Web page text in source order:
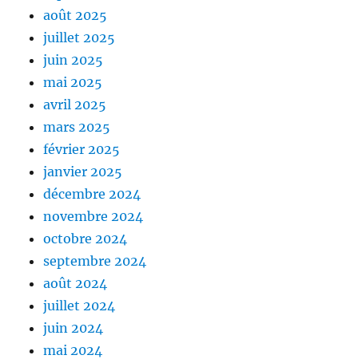
août 2025
juillet 2025
juin 2025
mai 2025
avril 2025
mars 2025
février 2025
janvier 2025
décembre 2024
novembre 2024
octobre 2024
septembre 2024
août 2024
juillet 2024
juin 2024
mai 2024